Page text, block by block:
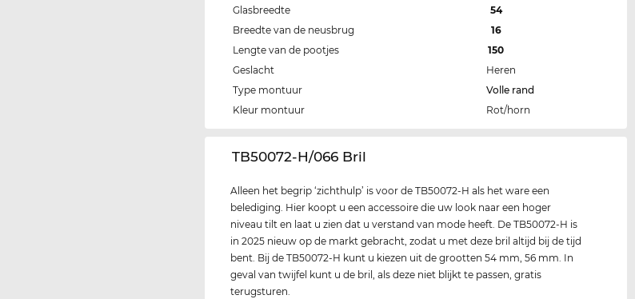
Glasbreedte
54
Breedte van de neusbrug
16
Lengte van de pootjes
150
Geslacht
Heren
Type montuur
Volle rand
Kleur montuur
Rot/horn
‌TB50072-H/066 Bril
Alleen het begrip ‘zichthulp’ is voor de TB50072-H als het ware een
belediging. Hier koopt u een accessoire die uw look naar een hoger
niveau tilt en laat u zien dat u verstand van mode heeft. De TB50072-H is
in 2025 nieuw op de markt gebracht, zodat u met deze bril altijd bij de tijd
bent. Bij de TB50072-H kunt u kiezen uit de grootten 54 mm, 56 mm. In
geval van twijfel kunt u de bril, als deze niet blijkt te passen, gratis
terugsturen.